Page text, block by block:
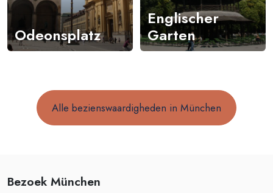
Odeonsplatz
Englischer
Garten
Alle bezienswaardigheden in München
Bezoek München